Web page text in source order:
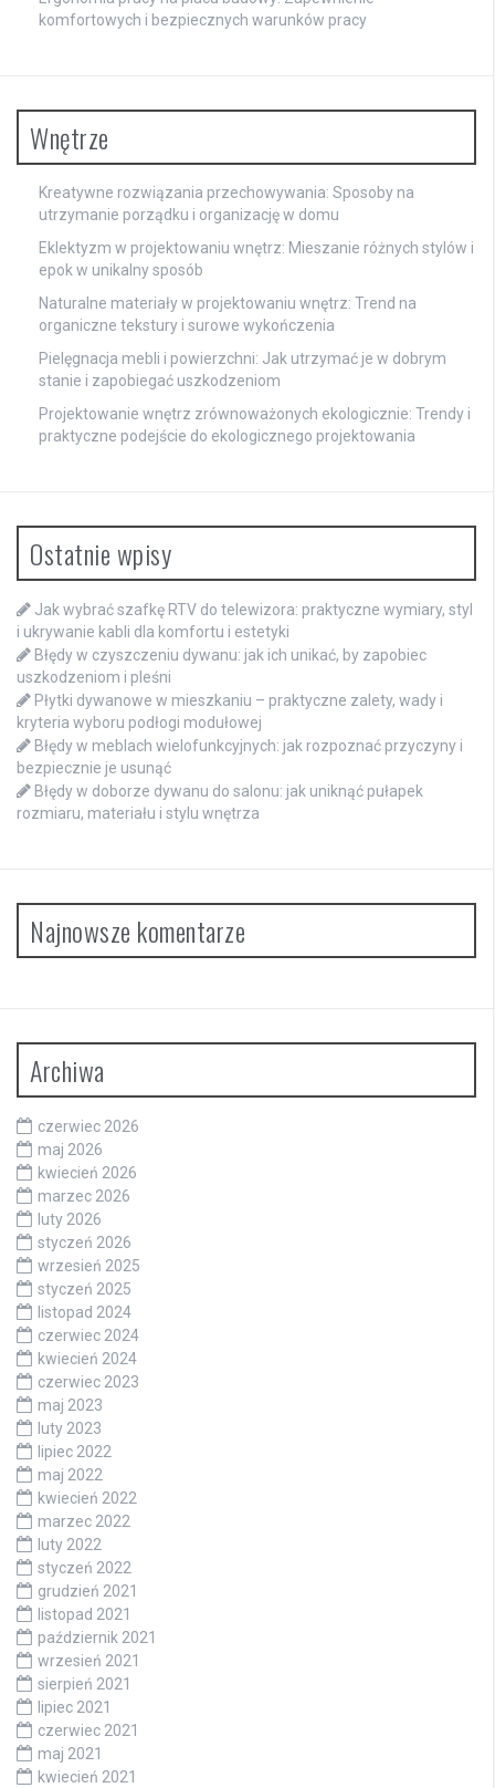
komfortowych i bezpiecznych warunków pracy
Wnętrze
Kreatywne rozwiązania przechowywania: Sposoby na
utrzymanie porządku i organizację w domu
Eklektyzm w projektowaniu wnętrz: Mieszanie różnych stylów i
epok w unikalny sposób
Naturalne materiały w projektowaniu wnętrz: Trend na
organiczne tekstury i surowe wykończenia
Pielęgnacja mebli i powierzchni: Jak utrzymać je w dobrym
stanie i zapobiegać uszkodzeniom
Projektowanie wnętrz zrównoważonych ekologicznie: Trendy i
praktyczne podejście do ekologicznego projektowania
Ostatnie wpisy
Jak wybrać szafkę RTV do telewizora: praktyczne wymiary, styl
i ukrywanie kabli dla komfortu i estetyki
Błędy w czyszczeniu dywanu: jak ich unikać, by zapobiec
uszkodzeniom i pleśni
Płytki dywanowe w mieszkaniu – praktyczne zalety, wady i
kryteria wyboru podłogi modułowej
Błędy w meblach wielofunkcyjnych: jak rozpoznać przyczyny i
bezpiecznie je usunąć
Błędy w doborze dywanu do salonu: jak uniknąć pułapek
rozmiaru, materiału i stylu wnętrza
Najnowsze komentarze
Archiwa
czerwiec 2026
maj 2026
kwiecień 2026
marzec 2026
luty 2026
styczeń 2026
wrzesień 2025
styczeń 2025
listopad 2024
czerwiec 2024
kwiecień 2024
czerwiec 2023
maj 2023
luty 2023
lipiec 2022
maj 2022
kwiecień 2022
marzec 2022
luty 2022
styczeń 2022
grudzień 2021
listopad 2021
październik 2021
wrzesień 2021
sierpień 2021
lipiec 2021
czerwiec 2021
maj 2021
kwiecień 2021